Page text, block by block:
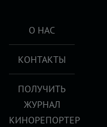
О НАС
КОНТАКТЫ
ПОЛУЧИТЬ
ЖУРНАЛ
КИНОРЕПОРТЕР